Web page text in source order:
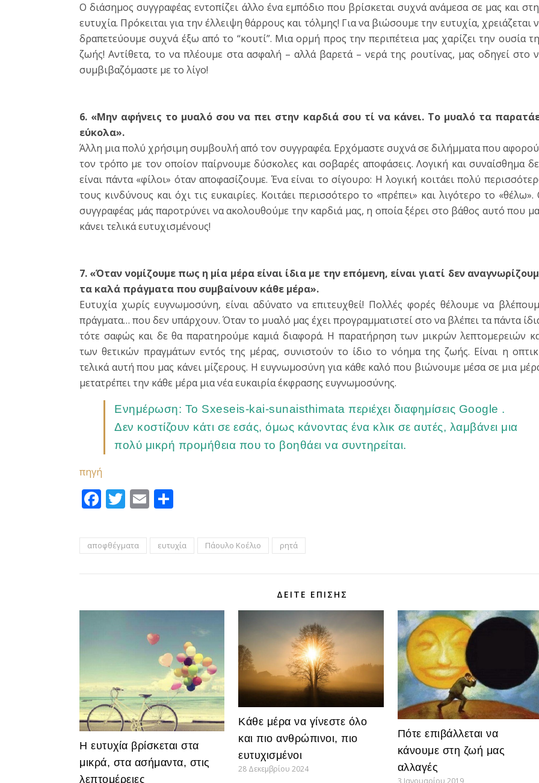
Ο διάσημος συγγραφέας εντοπίζει άλλο ένα εμπόδιο που βρίσκεται συχνά ανάμεσα σε μας και
ευτυχία. Πρόκειται για την έλλειψη θάρρους και τόλμης! Για να βιώσουμε την ευτυχία, χρειάζεται
δραπετεύουμε συχνά έξω από το “κουτί”. Μια ορμή προς την περιπέτεια μας χαρίζει την ουσία
ζωής! Αντίθετα, το να πλέουμε στα ασφαλή – αλλά βαρετά – νερά της ρουτίνας, μας οδηγεί στο
συμβιβαζόμαστε με το λίγο!
6. «Μην αφήνεις το μυαλό σου να πει στην καρδιά σου τί να κάνει. Το μυαλό τα
εύκολα».
Άλλη μια πολύ χρήσιμη συμβουλή από τον συγγραφέα. Ερχόμαστε συχνά σε διλήμματα που
τον τρόπο με τον οποίον παίρνουμε δύσκολες και σοβαρές αποφάσεις. Λογική και συναίσθημα
είναι πάντα «φίλοι» όταν αποφασίζουμε. Ένα είναι το σίγουρο: Η λογική κοιτάει πολύ
τους κινδύνους και όχι τις ευκαιρίες. Κοιτάει περισσότερο το «πρέπει» και λιγότερο το «θέλω».
συγγραφέας μάς παροτρύνει να ακολουθούμε την καρδιά μας, η οποία ξέρει στο βάθος αυτό που
κάνει τελικά ευτυχισμένους!
7. «Όταν νομίζουμε πως η μία μέρα είναι ίδια με την επόμενη, είναι γιατί δεν
τα καλά πράγματα που συμβαίνουν κάθε μέρα».
Ευτυχία χωρίς ευγνωμοσύνη, είναι αδύνατο να επιτευχθεί! Πολλές φορές θέλουμε να
πράγματα… που δεν υπάρχουν. Όταν το μυαλό μας έχει προγραμματιστεί στο να βλέπει τα πάντα
τότε σαφώς και δε θα παρατηρούμε καμιά διαφορά. Η παρατήρηση των μικρών λεπτομερειών
των θετικών πραγμάτων εντός της μέρας, συνιστούν το ίδιο το νόημα της ζωής. Είναι η
τελικά αυτή που μας κάνει μίζερους. Η ευγνωμοσύνη για κάθε καλό που βιώνουμε μέσα σε μια
μετατρέπει την κάθε μέρα μια νέα ευκαιρία έκφρασης ευγνωμοσύνης.
Ενημέρωση: Το Sxeseis-kai-sunaisthimata περιέχει διαφημίσεις Google .
Δεν κοστίζουν κάτι σε εσάς, όμως κάνοντας ένα κλικ σε αυτές, λαμβάνει μια
πολύ μικρή προμήθεια που το βοηθάει να συντηρείται.
πηγή
Facebook
Twitter
Email
αποφθέγματα ευτυχία Πάουλο Κοέλιο ρητά
ΔΕΊΤΕ ΕΠΊΣΗΣ
H ευτυχία βρίσκεται στα
μικρά, στα ασήμαντα, στις
λεπτομέρειες
Κάθε μέρα να γίνεστε όλο
και πιο ανθρώπινοι, πιο
ευτυχισμένοι
28 Δεκεμβρίου 2024
Πότε επιβάλλεται να
κάνουμε στη ζωή μας
αλλαγές
3 Ιανουαρίου 2019